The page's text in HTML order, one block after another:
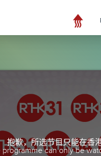
抱歉，所选节目只能在香
programme can only be